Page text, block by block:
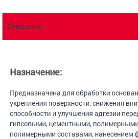
Описание
Назначение:
Предназначена для обработки
укрепления поверхности, снижения
способности и улучшения адгезии
гипсовыми, цементными,
полимерными составами, нанесением